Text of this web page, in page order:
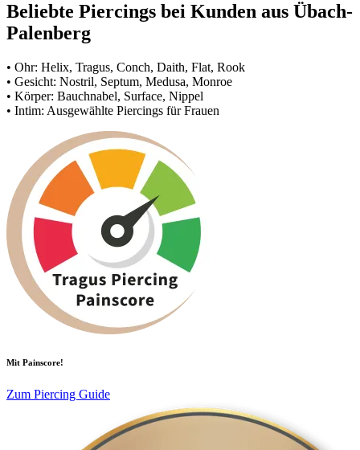
Beliebte Piercings bei Kunden aus Übach-
Palenberg
• Ohr: Helix, Tragus, Conch, Daith, Flat, Rook
• Gesicht: Nostril, Septum, Medusa, Monroe
• Körper: Bauchnabel, Surface, Nippel
• Intim: Ausgewählte Piercings für Frauen
Mit Painscore!
Zum Piercing Guide